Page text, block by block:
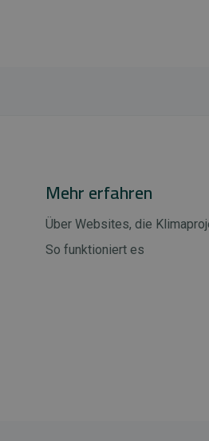
Mehr erfahren
Über Websites, die
So funktioniert es